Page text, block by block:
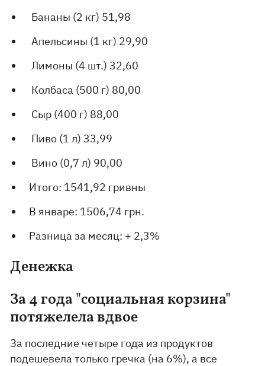
Бананы (2 кг) 51,98
Апельсины (1 кг) 29,90
Лимоны (4 шт.) 32,60
Колбаса (500 г) 80,00
Сыр (400 г) 88,00
Пиво (1 л) 33,99
Вино (0,7 л) 90,00
Итого: 1541,92 гривны
В январе: 1506,74 грн.
Разница за месяц: + 2,3%
Денежка
За 4 года "социальная корзина"
потяжелела вдвое
За последние четыре года из продуктов
подешевела только гречка (на 6%), а все